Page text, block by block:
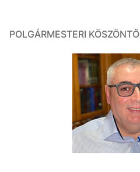
POLGÁRMESTERI KÖSZÖNTŐ